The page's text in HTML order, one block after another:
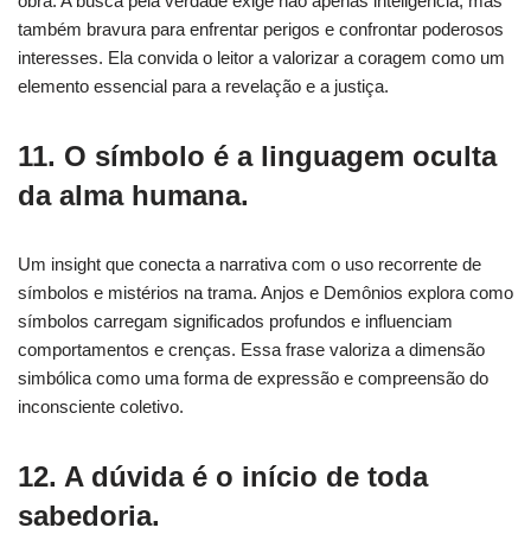
também bravura para enfrentar perigos e confrontar poderosos
interesses. Ela convida o leitor a valorizar a coragem como um
elemento essencial para a revelação e a justiça.
11. O símbolo é a linguagem oculta
da alma humana.
Um insight que conecta a narrativa com o uso recorrente de
símbolos e mistérios na trama. Anjos e Demônios explora como
símbolos carregam significados profundos e influenciam
comportamentos e crenças. Essa frase valoriza a dimensão
simbólica como uma forma de expressão e compreensão do
inconsciente coletivo.
12. A dúvida é o início de toda
sabedoria.